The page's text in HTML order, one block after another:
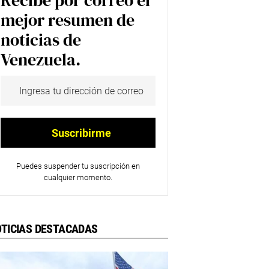
mejor resumen de
noticias de
Venezuela.
Puedes suspender tu suscripción en
cualquier momento.
DESTACADAS